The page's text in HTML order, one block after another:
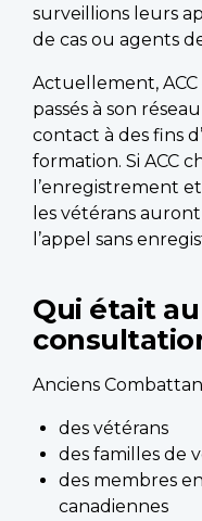
surveillions leurs
de cas ou agents
Actuellement,
passés à son
contact à des fins
formation. Si ACC
l’enregistrement
les vétérans
l’appel sans
Qui était
Anciens
des vétérans
des familles de
des membres
canadiennes